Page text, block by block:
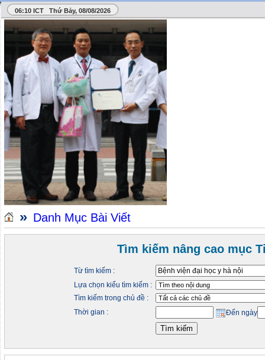
06:10 ICT Thứ Bảy, 08/08/2026
» Danh Mục Bài Viết
Tìm kiếm nâng cao mục
Từ tìm kiếm :
Lựa chọn kiểu tìm kiếm :
Tìm kiếm trong chủ đề :
Thời gian :
Đến ngày